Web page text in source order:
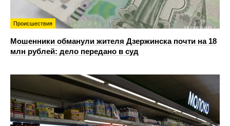
Происшествия
Мошенники обманули жителя Дзержинска почти на 18
млн рублей: дело передано в суд